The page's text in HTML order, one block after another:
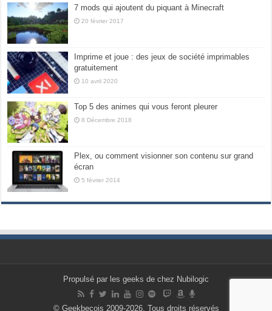
7 mods qui ajoutent du piquant à Minecraft
20 février 2017
Imprime et joue : des jeux de société imprimables
gratuitement
10 avril 2020
Top 5 des animes qui vous feront pleurer
8 Décembre 2018
Plex, ou comment visionner son contenu sur grand
écran
5 février 2014
Propulsé par les geeks de chez Nubilogic
© Geekbecois 2009-2026, Tous droits réservés